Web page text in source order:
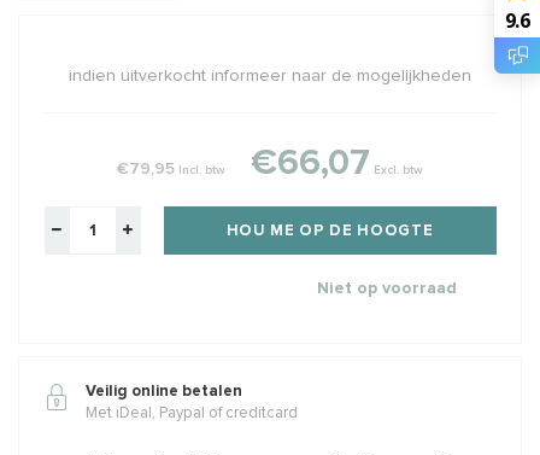
indien uitverkocht informeer naar de mogelijkheden
€79,95 Incl. btw €66,07 Excl. btw
HOU ME OP DE HOOGTE
Niet op voorraad
Veilig online betalen
Met iDeal, Paypal of creditcard
9.6